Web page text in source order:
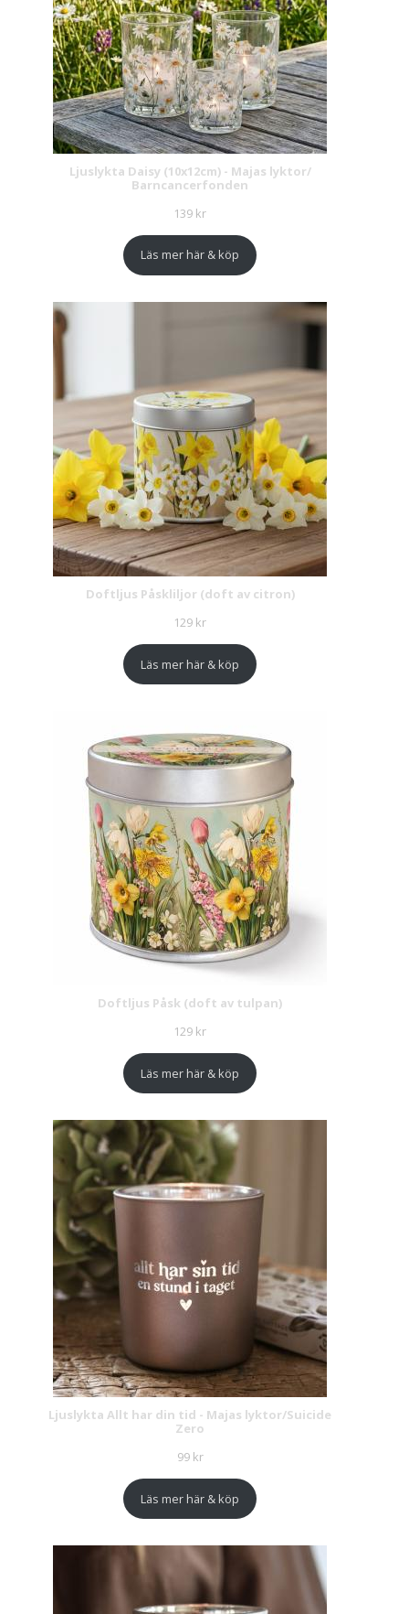
Ljuslykta Daisy (10x12cm) - Majas lyktor/
Barncancerfonden
139 kr
Läs mer här & köp
Doftljus Påskliljor (doft av citron)
129 kr
Läs mer här & köp
Doftljus Påsk (doft av tulpan)
129 kr
Läs mer här & köp
Ljuslykta Allt har din tid - Majas lyktor/Suicide
Zero
99 kr
Läs mer här & köp